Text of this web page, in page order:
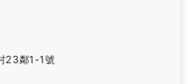
23鄰1-1號